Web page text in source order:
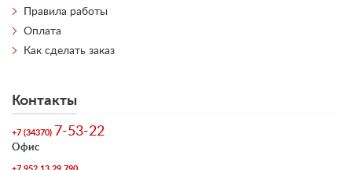
Правила работы
Оплата
Как сделать заказ
Контакты
+7 (34370) 7-53-22
Офис